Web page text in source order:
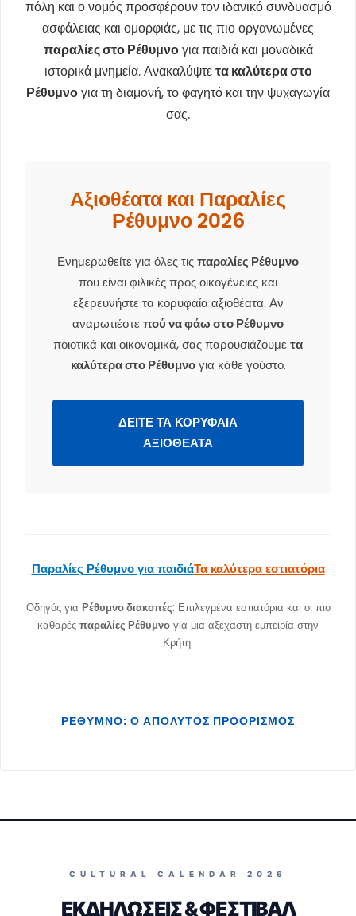
πόλη και ο νομός προσφέρουν τον ιδανικό συνδυασμό
ασφάλειας και ομορφιάς, με τις πιο οργανωμένες
παραλίες στο Ρέθυμνογια παιδιά και μοναδικά
ιστορικά μνημεία. Ανακαλύψτετα καλύτερα στο
Ρέθυμνογια τη διαμονή, το φαγητό και την ψυχαγωγία
σας.
Αξιοθέατα και Παραλίες
Ρέθυμνο 2026
Ενημερωθείτε για όλες τιςπαραλίες Ρέθυμνο
που είναι φιλικές προς οικογένειες και
εξερευνήστε τα κορυφαία αξιοθέατα. Αν
αναρωτιέστεπού να φάω στο Ρέθυμνο
ποιοτικά και οικονομικά, σας παρουσιάζουμετα
καλύτερα στο Ρέθυμνογια κάθε γούστο.
ΔΕΊΤΕ ΤΑ ΚΟΡΥΦΑΊΑ
ΑΞΙΟΘΈΑΤΑ
Παραλίες Ρέθυμνο για παιδιάΤα καλύτερα εστιατόρια
Οδηγός για Ρέθυμνο διακοπές: Επιλεγμένα εστιατόρια και οι πιο
καθαρές παραλίες Ρέθυμνο για μια αξέχαστη εμπειρία στην
Κρήτη.
ΡΈΘΥΜΝΟ: Ο ΑΠΌΛΥΤΟΣ ΠΡΟΟΡΙΣΜΌΣ
CULTURAL CALENDAR 2026
ΕΚΔΗΛΩΣΕΙΣ & ΦΕΣΤΙΒΑΛ